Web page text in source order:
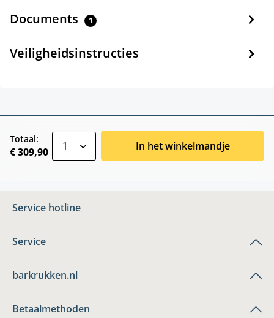
Documents 1
Veiligheidsinstructies
Totaal:
€ 309,90 In het winkelmandje
Service hotline
Service
barkrukken.nl
Betaalmethoden